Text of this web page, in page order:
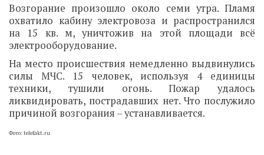
Возгорание произошло около семи утра. Пламя
охватило кабину электровоза и распространился
на 15 кв. м, уничтожив на этой площади всё
электрооборудование.
На место происшествия немедленно выдвинулись
силы МЧС. 15 человек, используя 4 единицы
техники, тушили огонь. Пожар удалось
ликвидировать, пострадавших нет. Что послужило
причиной возгорания – устанавливается.
Фото: telefakt.ru